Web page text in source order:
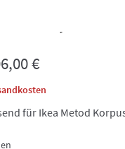
€
für Ikea Metod